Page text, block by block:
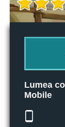
Lumea
Mobile